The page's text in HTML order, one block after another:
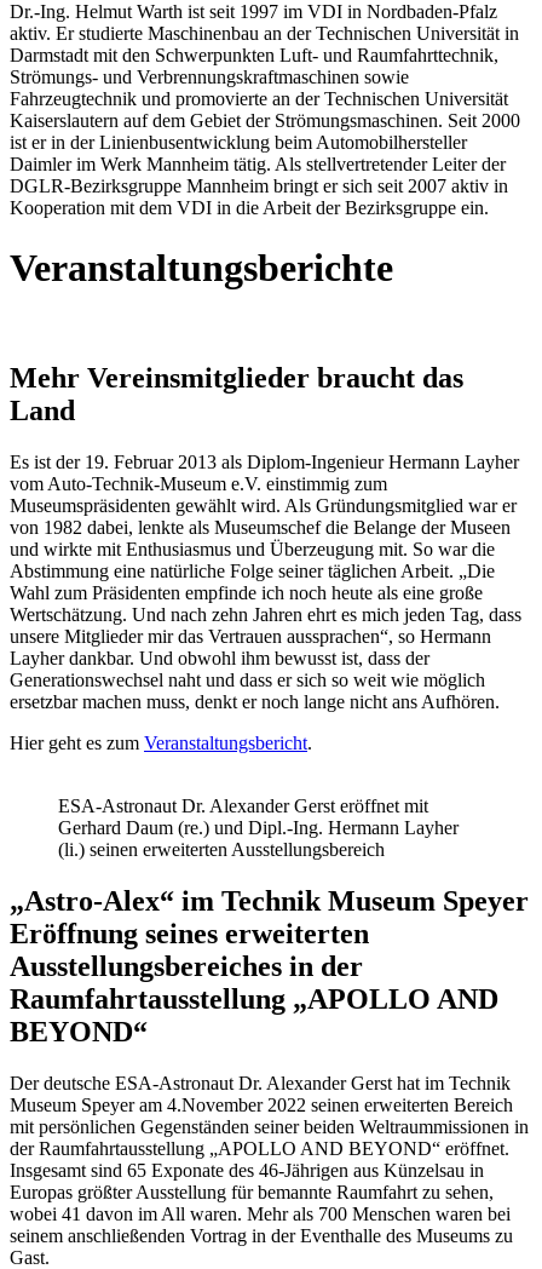
Dr.-Ing. Helmut Warth ist seit 1997 im VDI in Nordbaden-Pfalz
aktiv. Er studierte Maschinenbau an der Technischen Universität in
Darmstadt mit den Schwerpunkten Luft- und Raumfahrttechnik,
Strömungs- und Verbrennungskraftmaschinen sowie
Fahrzeugtechnik und promovierte an der Technischen Universität
Kaiserslautern auf dem Gebiet der Strömungsmaschinen. Seit 2000
ist er in der Linienbusentwicklung beim Automobilhersteller
Daimler im Werk Mannheim tätig. Als stellvertretender Leiter der
DGLR-Bezirksgruppe Mannheim bringt er sich seit 2007 aktiv in
Kooperation mit dem VDI in die Arbeit der Bezirksgruppe ein.
Veranstaltungsberichte
Mehr Vereinsmitglieder braucht das
Land
Es ist der 19. Februar 2013 als Diplom-Ingenieur Hermann Layher
vom Auto-Technik-Museum e.V. einstimmig zum
Museumspräsidenten gewählt wird. Als Gründungsmitglied war er
von 1982 dabei, lenkte als Museumschef die Belange der Museen
und wirkte mit Enthusiasmus und Überzeugung mit. So war die
Abstimmung eine natürliche Folge seiner täglichen Arbeit. „Die
Wahl zum Präsidenten empfinde ich noch heute als eine große
Wertschätzung. Und nach zehn Jahren ehrt es mich jeden Tag, dass
unsere Mitglieder mir das Vertrauen aussprachen“, so Hermann
Layher dankbar. Und obwohl ihm bewusst ist, dass der
Generationswechsel naht und dass er sich so weit wie möglich
ersetzbar machen muss, denkt er noch lange nicht ans Aufhören.
Hier geht es zum Veranstaltungsbericht.
ESA-Astronaut Dr. Alexander Gerst eröffnet mit
Gerhard Daum (re.) und Dipl.-Ing. Hermann Layher
(li.) seinen erweiterten Ausstellungsbereich
„Astro-Alex“ im Technik Museum Speyer
Eröffnung seines erweiterten
Ausstellungsbereiches in der
Raumfahrtausstellung „APOLLO AND
BEYOND“
Der deutsche ESA-Astronaut Dr. Alexander Gerst hat im Technik
Museum Speyer am 4.November 2022 seinen erweiterten Bereich
mit persönlichen Gegenständen seiner beiden Weltraummissionen in
der Raumfahrtausstellung „APOLLO AND BEYOND“ eröffnet.
Insgesamt sind 65 Exponate des 46-Jährigen aus Künzelsau in
Europas größter Ausstellung für bemannte Raumfahrt zu sehen,
wobei 41 davon im All waren. Mehr als 700 Menschen waren bei
seinem anschließenden Vortrag in der Eventhalle des Museums zu
Gast.